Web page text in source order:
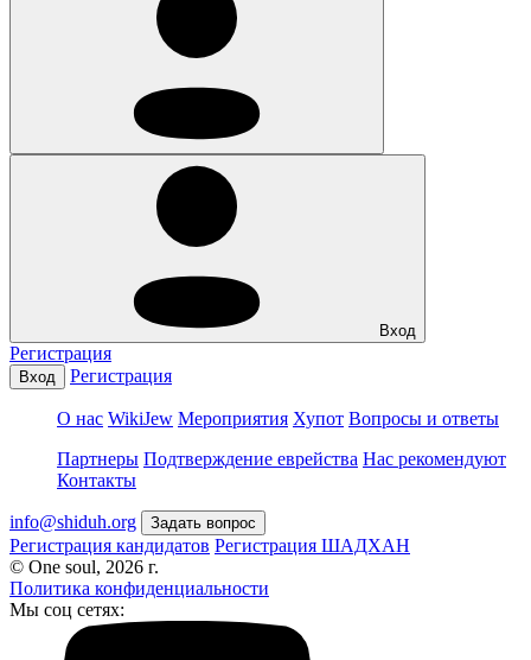
Вход
Регистрация
Вход Регистрация
О нас WikiJew Мероприятия Хупот Вопросы и ответы
Партнеры Подтверждение еврейства Нас рекомендуют
Контакты
info@shiduh.org Задать вопрос
Регистрация кандидатов Регистрация ШАДХАН
© One soul, 2026 г.
Политика конфиденциальности
Мы соц сетях: